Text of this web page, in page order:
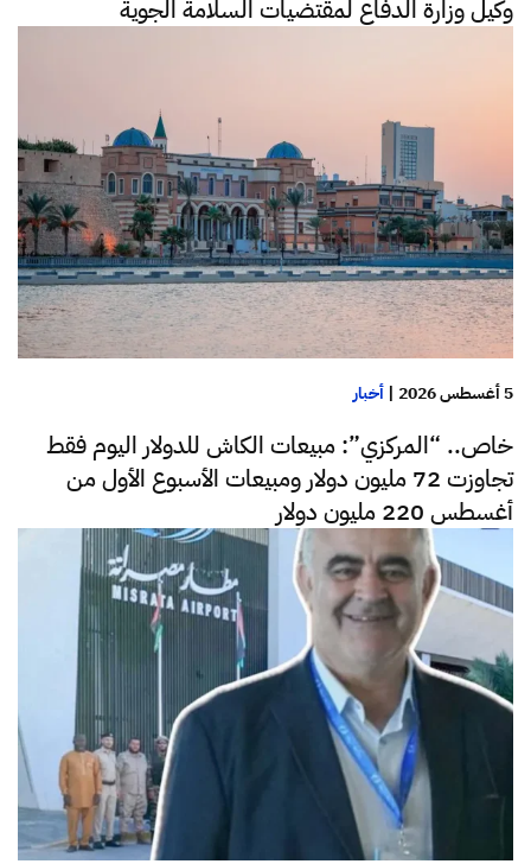
وكيل وزارة الدفاع لمقتضيات السلامة الجوية
5 أغسطس 2026 | أخبار
خاص.. “المركزي”: مبيعات الكاش للدولار اليوم فقط
تجاوزت 72 مليون دولار ومبيعات الأسبوع الأول من
أغسطس 220 مليون دولار